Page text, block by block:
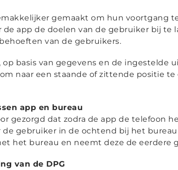
gemaakt om hun voortgang
de app de doelen van de gebruiker bij te
van de gebruikers.
basis van gegevens en de ingestelde
naar een staande of zittende positie
app en bureau
gezorgd dat zodra de app de telefoon
gebruiker in de ochtend bij het
het bureau en neemt deze de eerdere
van de DPG